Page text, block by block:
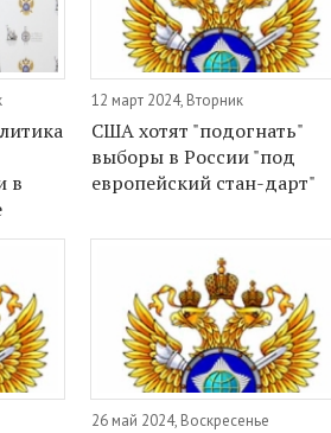
в
12 март 2024, Вторник
США хотят "подогнать"
выборы в России "под
европейский стан-дарт"
26 май 2024, Воскресенье